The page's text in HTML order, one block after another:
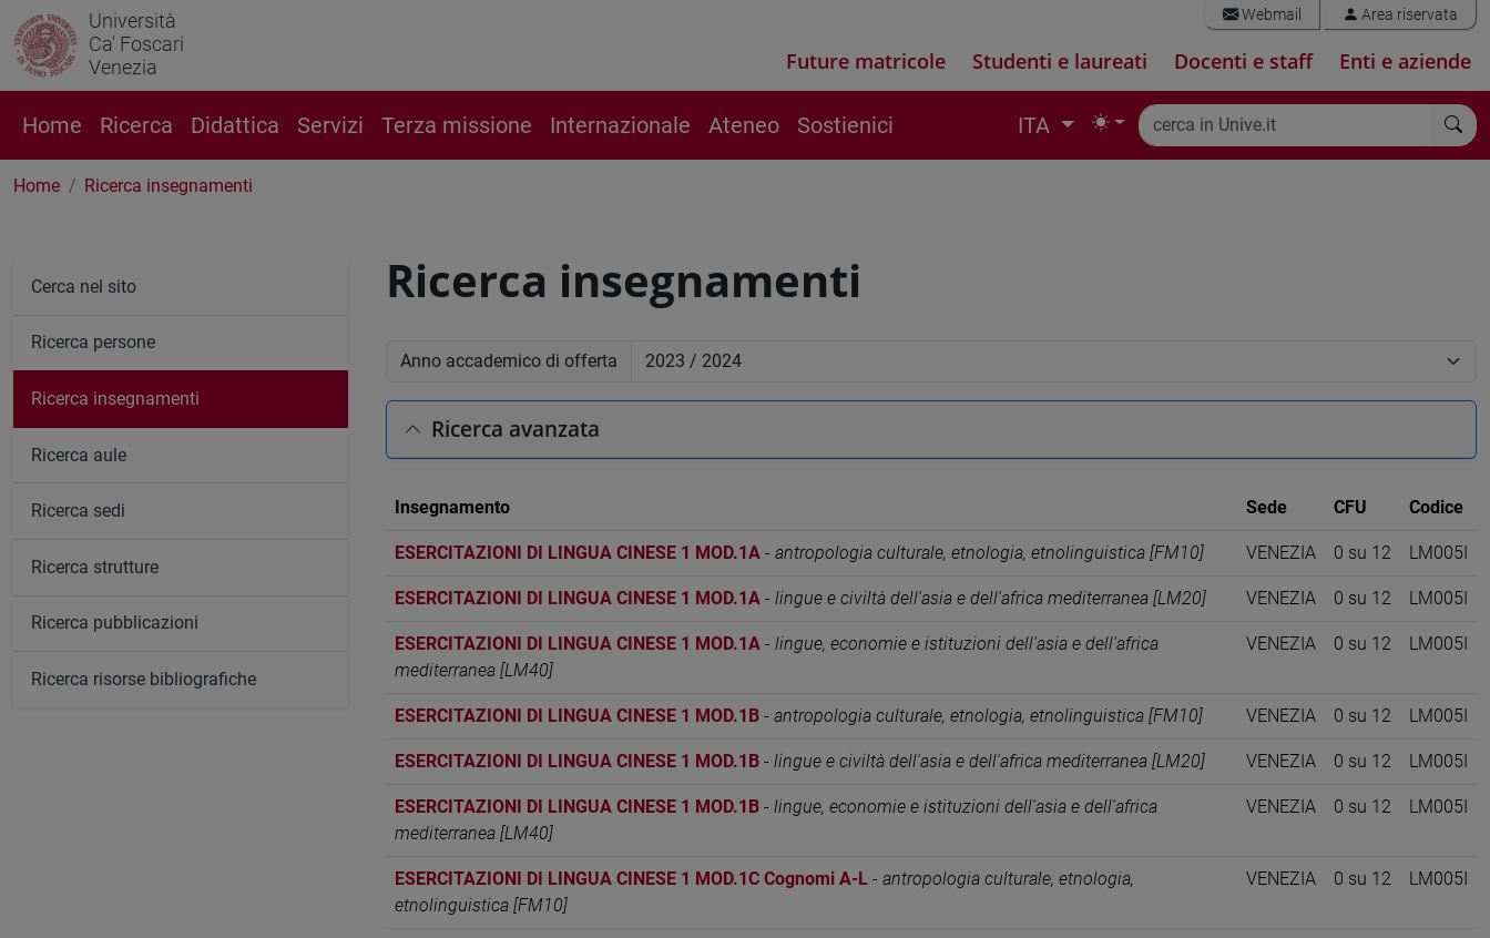
Università
Ca' Foscari
Venezia
Webmail Area riservata
Future matricole Studenti e laureati Docenti e staff Enti e aziende
Home Ricerca Didattica Servizi Terza missione Internazionale Ateneo Sostienici ITA
Home Ricerca insegnamenti
Ricerca insegnamenti
Anno accademico di offerta
Ricerca avanzata
Insegnamento Sede CFU Codice
ESERCITAZIONI DI LINGUA CINESE 1 MOD.1A - antropologia culturale, etnologia, etnolinguistica [FM10] VENEZIA 0 su 12 LM005I
ESERCITAZIONI DI LINGUA CINESE 1 MOD.1A - lingue e civiltà dell'asia e dell'africa mediterranea [LM20] VENEZIA 0 su 12 LM005I
ESERCITAZIONI DI LINGUA CINESE 1 MOD.1A - lingue, economie e istituzioni dell'asia e dell'africa
mediterranea [LM40]
VENEZIA 0 su 12 LM005I
ESERCITAZIONI DI LINGUA CINESE 1 MOD.1B - antropologia culturale, etnologia, etnolinguistica [FM10] VENEZIA 0 su 12 LM005I
ESERCITAZIONI DI LINGUA CINESE 1 MOD.1B - lingue e civiltà dell'asia e dell'africa mediterranea [LM20] VENEZIA 0 su 12 LM005I
ESERCITAZIONI DI LINGUA CINESE 1 MOD.1B - lingue, economie e istituzioni dell'asia e dell'africa
mediterranea [LM40]
VENEZIA 0 su 12 LM005I
ESERCITAZIONI DI LINGUA CINESE 1 MOD.1C Cognomi A-L - antropologia culturale, etnologia,
etnolinguistica [FM10]
VENEZIA 0 su 12 LM005I
Cerca nel sito
Ricerca persone
Ricerca insegnamenti
Ricerca aule
Ricerca sedi
Ricerca strutture
Ricerca pubblicazioni
Ricerca risorse bibliografiche